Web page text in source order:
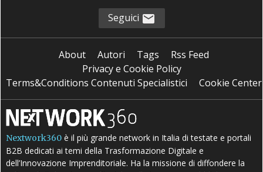
Seguici
About Autori Tags
Rss Feed
Privacy e Cookie Policy
Terms&Conditions Contenuti Specialistici
Cookie Center
Nextwork360 è il più grande network in Italia di testate e portali
B2B dedicati ai temi della Trasformazione Digitale e
dell’Innovazione Imprenditoriale. Ha la missione di diffondere la